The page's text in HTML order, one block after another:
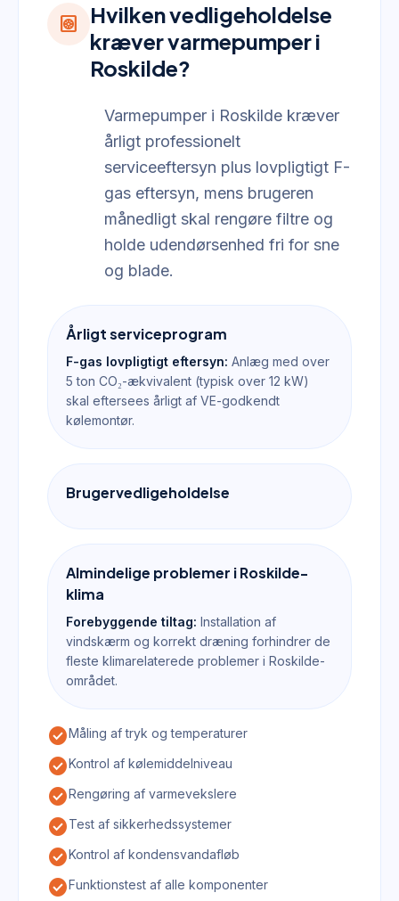
heat_pump
Hvilken vedligeholdelse
kræver varmepumper i
Roskilde?
Varmepumper i Roskilde kræver
årligt professionelt
serviceeftersyn plus lovpligtigt F-
gas eftersyn, mens brugeren
månedligt skal rengøre filtre og
holde udendørsenhed fri for sne
og blade.
Årligt serviceprogram
F-gas lovpligtigt eftersyn: Anlæg med over
5 ton CO₂-ækvivalent (typisk over 12 kW)
skal eftersees årligt af VE-godkendt
kølemontør.
Brugervedligeholdelse
Almindelige problemer i Roskilde-
klima
Forebyggende tiltag: Installation af
vindskærm og korrekt dræning forhindrer de
fleste klimarelaterede problemer i Roskilde-
området.
check_circleMåling af tryk og temperaturer
check_circleKontrol af kølemiddelniveau
check_circleRengøring af varmevekslere
check_circleTest af sikkerhedssystemer
check_circleKontrol af kondensvandafløb
check_circleFunktionstest af alle komponenter